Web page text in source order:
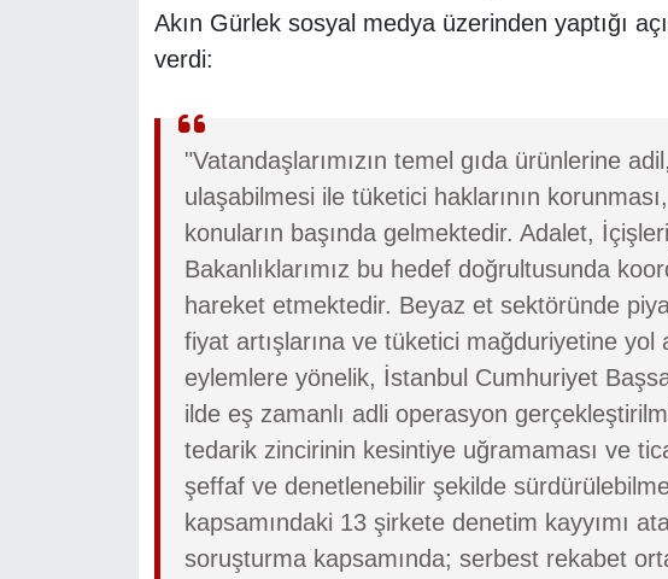
Akın Gürlek sosyal medya üzerinden yaptığı
verdi:
"Vatandaşlarımızın temel gıda ürünlerine
ulaşabilmesi ile tüketici haklarının
konuların başında gelmektedir. Adalet,
Bakanlıklarımız bu hedef doğrultusunda
hareket etmektedir. Beyaz et sektöründe
fiyat artışlarına ve tüketici mağduriyetine yol
eylemlere yönelik, İstanbul Cumhuriyet
ilde eş zamanlı adli operasyon
tedarik zincirinin kesintiye uğramaması ve
şeffaf ve denetlenebilir şekilde
kapsamındaki 13 şirkete denetim kayyımı
soruşturma kapsamında; serbest rekabet